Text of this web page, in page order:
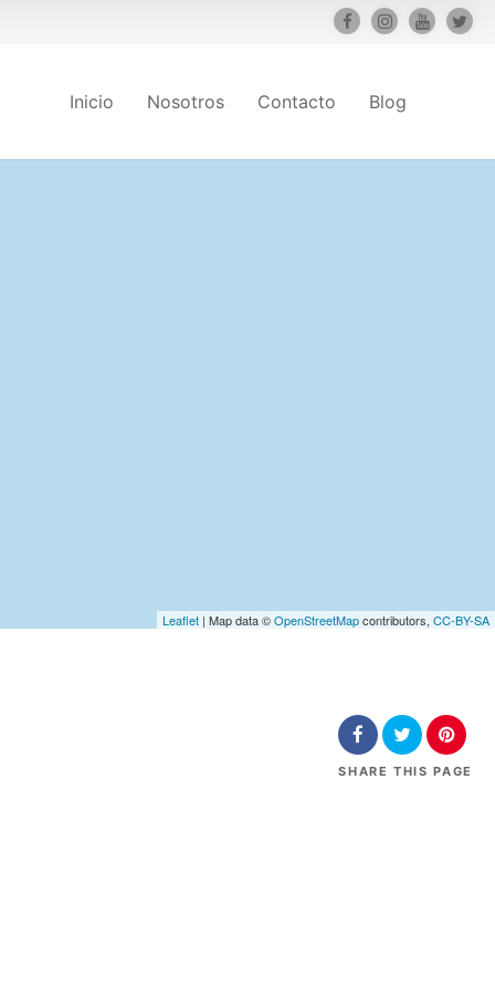
Inicio Nosotros Contacto Blog
Leaflet | Map data ©OpenStreetMapcontributors, CC-BY-SA
SHARE THIS PAGE